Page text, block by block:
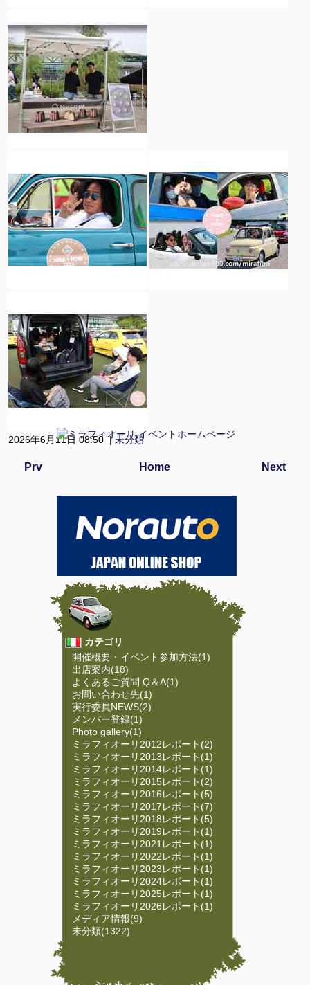
2026年6月11日 08:50 |未分類
Prv Next
Home
カテゴリ
開催概要・イベント参加方法(1)
出店案内(18)
よくあるご質問 Q＆A(1)
お問い合わせ先(1)
実行委員NEWS(2)
メンバー登録(1)
Photo gallery(1)
ミラフィオーリ2012レポート(2)
ミラフィオーリ2013レポート(1)
ミラフィオーリ2014レポート(1)
ミラフィオーリ2015レポート(2)
ミラフィオーリ2016レポート(5)
ミラフィオーリ2017レポート(7)
ミラフィオーリ2018レポート(5)
ミラフィオーリ2019レポート(1)
ミラフィオーリ2021レポート(1)
ミラフィオーリ2022レポート(1)
ミラフィオーリ2023レポート(1)
ミラフィオーリ2024レポート(1)
ミラフィオーリ2025レポート(1)
ミラフィオーリ2026レポート(1)
メディア情報(9)
未分類(1322)